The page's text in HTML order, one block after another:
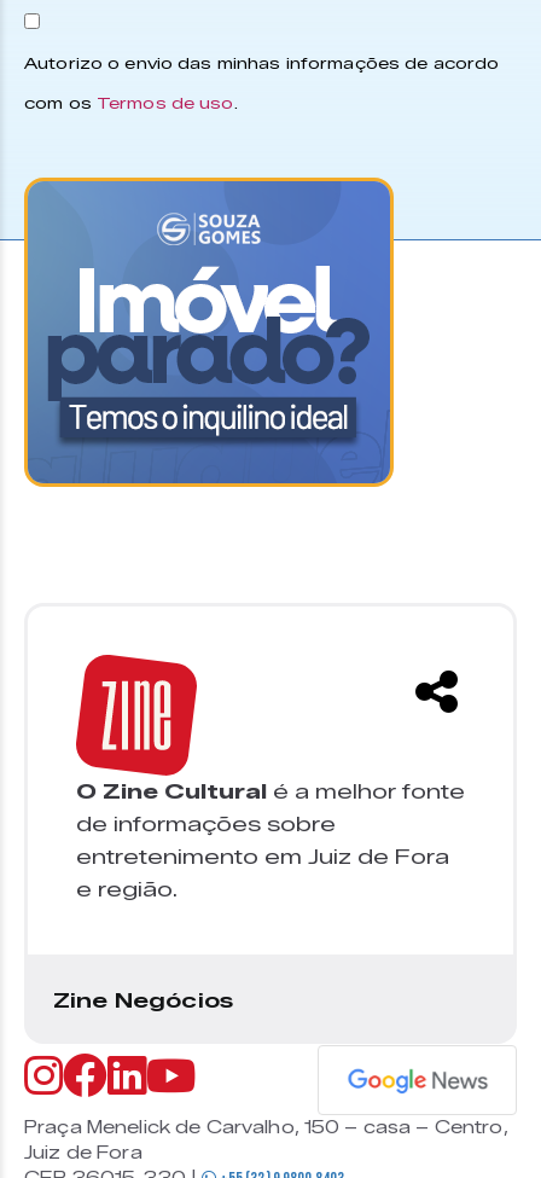
Autorizo o envio das minhas informações de acordo
com os Termos de uso.
O Zine Cultural é a melhor fonte
de informações sobre
entretenimento em Juiz de Fora
e região.
Zine Negócios
Praça Menelick de Carvalho, 150 – casa – Centro,
Juiz de Fora